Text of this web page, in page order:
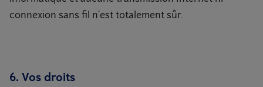
connexion sans fil n’est totalement sûr.
6. Vos droits